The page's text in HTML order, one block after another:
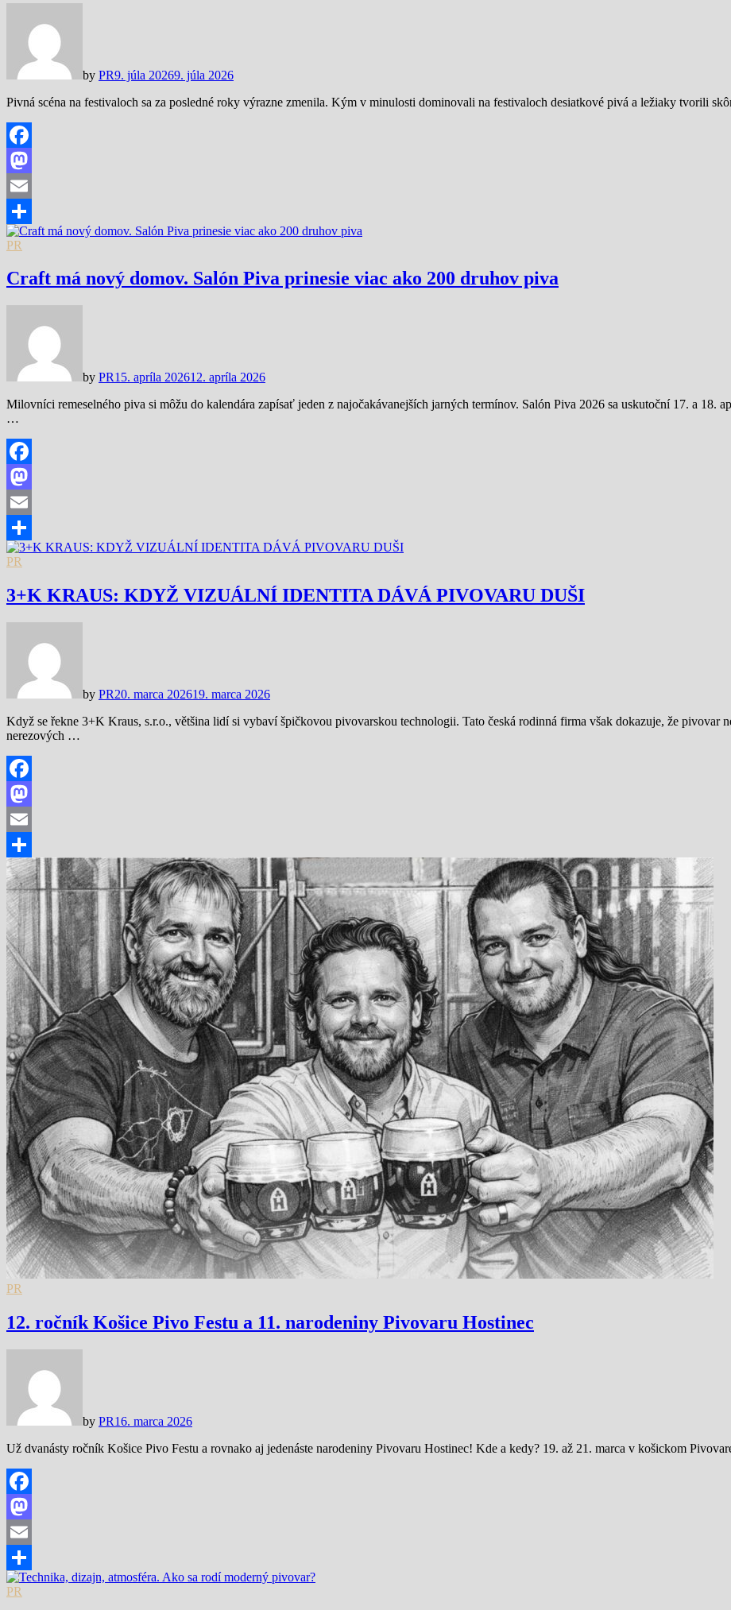
by PR9. júla 20269. júla 2026
Pivná scéna na festivaloch sa za posledné roky výrazne zmenila. Kým v minulosti dominovali na festivaloch desiatkové pivá a ležiaky tvorili
Facebook
Mastodon
Email
Share
PR
Craft má nový domov. Salón Piva prinesie viac ako 200 druhov piva
by PR15. apríla 202612. apríla 2026
Milovníci remeselného piva si môžu do kalendára zapísať jeden z najočakávanejších jarných termínov. Salón Piva 2026 sa uskutoční 17. a 18.
…
Facebook
Mastodon
Email
Share
PR
3+K KRAUS: KDYŽ VIZUÁLNÍ IDENTITA DÁVÁ PIVOVARU DUŠI
by PR20. marca 202619. marca 2026
Když se řekne 3+K Kraus, s.r.o., většina lidí si vybaví špičkovou pivovarskou technologii. Tato česká rodinná firma však dokazuje, že pivovar
nerezových …
Facebook
Mastodon
Email
Share
PR
12. ročník Košice Pivo Festu a 11. narodeniny Pivovaru Hostinec
by PR16. marca 2026
Už dvanásty ročník Košice Pivo Festu a rovnako aj jedenáste narodeniny Pivovaru Hostinec! Kde a kedy? 19. až 21. marca v košickom
Facebook
Mastodon
Email
Share
PR